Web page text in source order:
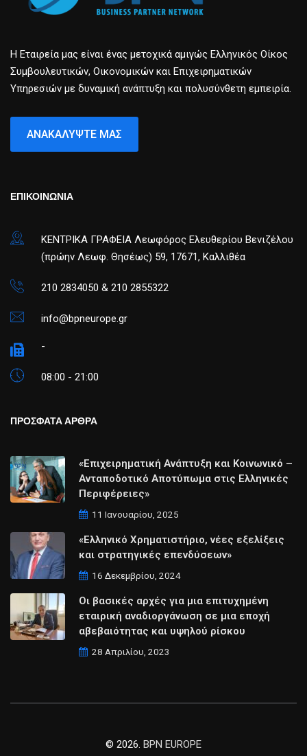
Η Εταιρεία μας είναι ένας μετοχικά αμιγώς Ελληνικός Οίκος
Συμβουλευτικών, Οικονομικών και Επιχειρηματικών
Υπηρεσιών με δυναμική ανάπτυξη και πολυσύνθετη εμπειρία.
ΑΝΑΚΑΛΎΨΤΕ ΜΑΣ
ΕΠΙΚΟΙΝΩΝΙΑ
ΚΕΝΤΡΙΚΑ ΓΡΑΦΕΙΑ Λεωφόρος Ελευθερίου Βενιζέλου
(πρώην Λεωφ. Θησέως) 59, 17671, Καλλιθέα
210 2834050 & 210 2855322
info@bpneurope.gr
-
08:00 - 21:00
ΠΡΟΣΦΑΤΑ ΑΡΘΡΑ
«Επιχειρηματική Ανάπτυξη και Κοινωνικό –
Ανταποδοτικό Αποτύπωμα στις Ελληνικές
Περιφέρειες»
11 Ιανουαρίου, 2025
«Ελληνικό Χρηματιστήριο, νέες εξελίξεις
και στρατηγικές επενδύσεων»
16 Δεκεμβρίου, 2024
Οι βασικές αρχές για μια επιτυχημένη
εταιρική αναδιοργάνωση σε μια εποχή
αβεβαιότητας και υψηλού ρίσκου
28 Απριλίου, 2023
© 2026. BPN EUROPE